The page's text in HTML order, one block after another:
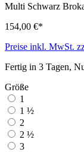
Multi Schwarz
154,00 €*
Preise inkl. MwSt.
Fertig in 3 Tagen,
Größe
1
1 ½
2
2 ½
3